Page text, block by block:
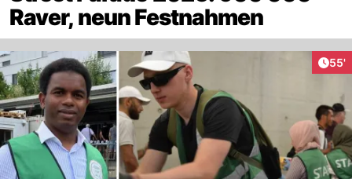
Raver, neun Festnahmen
55'